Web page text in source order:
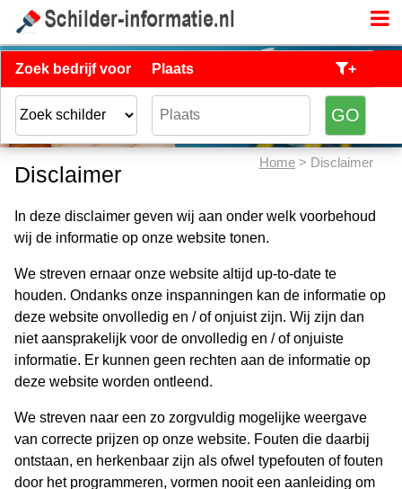
Zoek bedrijf voor Plaats +
Home > Disclaimer
Disclaimer
In deze disclaimer geven wij aan onder welk voorbehoud
wij de informatie op onze website tonen.
We streven ernaar onze website altijd up-to-date te
houden. Ondanks onze inspanningen kan de informatie op
deze website onvolledig en / of onjuist zijn. Wij zijn dan
niet aansprakelijk voor de onvolledig en / of onjuiste
informatie. Er kunnen geen rechten aan de informatie op
deze website worden ontleend.
We streven naar een zo zorgvuldig mogelijke weergave
van correcte prijzen op onze website. Fouten die daarbij
ontstaan, en herkenbaar zijn als ofwel typefouten of fouten
door het programmeren, vormen nooit een aanleiding om